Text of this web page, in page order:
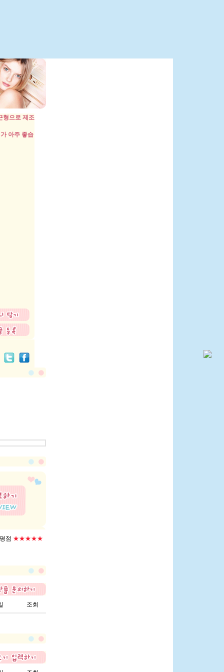
형으로 제조
아주 좋습
점 ★★★★★
조회